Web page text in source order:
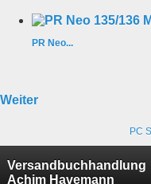
PR Neo...
Weiter
PC
Versandbuchhandlung
Achim Havemann